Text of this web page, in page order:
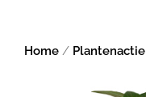
Home / Plantenactie